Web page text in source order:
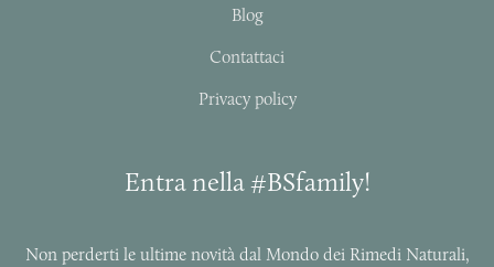
Blog
Contattaci
Privacy policy
Entra nella #BSfamily!
Non perderti le ultime novità dal Mondo dei Rimedi Naturali,